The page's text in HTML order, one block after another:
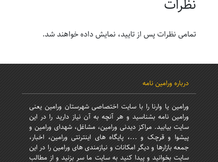
نظرات
تمامی نظرات پس از تایید، نمایش داده خواهند شد.
درباره ورامین نامه
ورامین یا وارنا را با سایت اختصاصی شهرستان ورامین یعنی
ورامین نامه بشناسید و هر آنچه به آن نیاز دارید را در این
سایت بیابید. مراکز دیدنی ورامین، مشاغل، شهدای ورامین و
پیشوا و قرچک و ...، پایگاه های اینترنتی ورامین، اخبار،
جمعه بازارها و دیگر امکانات و نیازمندی های ورامین را در این
سایت بخوانید و پیدا کنید به سایت ما سر بزنید و از مطالب